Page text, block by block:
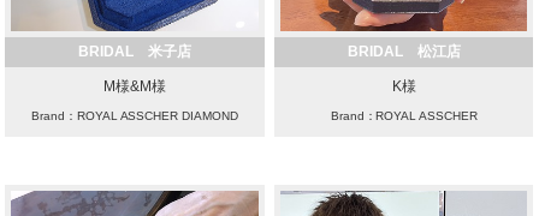
BRIDAL 米子店
M様&M様
Brand：ROYAL ASSCHER DIAMOND
BRIDAL 松江店
K様
Brand：ROYAL ASSCHER